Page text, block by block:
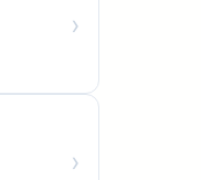
›
›